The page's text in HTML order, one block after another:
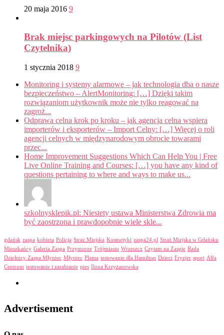
20 maja 2016 9
Brak miejsc parkingowych na Pilotów (List
Czytelnika)
1 stycznia 2018 9
Monitoring i systemy alarmowe – jak technologia dba o nasze
bezpieczeństwo – AlertMonitoring: […] Dzięki takim
rozwiązaniom użytkownik może nie tylko reagować na
zagroż...
Odprawa celna krok po kroku – jak agencja celna wspiera
importerów i eksporterów – Import Celny: […] Więcej o roli
agencji celnych w międzynarodowym obrocie towarami
przec...
Home Improvement Suggestions Which Can Help You | Free
Live Online Training and Courses: […] you have any kind of
questions pertaining to where and ways to make us...
szkolnysklepik.pl: Niestety ustawa Ministerstwa Zdrowia ma
być zaostrzona i prawdopobnie wiele skle...
gdańsk zaspa kobieta Policja Straz Miejska Kosmetyki zaspa24.pl Straż Miejska w Gdańsku
Mieszkańcy Galeria Zaspa Przymorze Trójmiasto Wrzeszcz Czytam na Zaspie Rada
Dzielnicy Zaspa Młyniec Młyniec Plama testowanie dla Hamilton Dzieci Fryzjer sport Alfa
Centrum testowanie i zarabianie pies Ilona Krzyżanowska
Advertisement